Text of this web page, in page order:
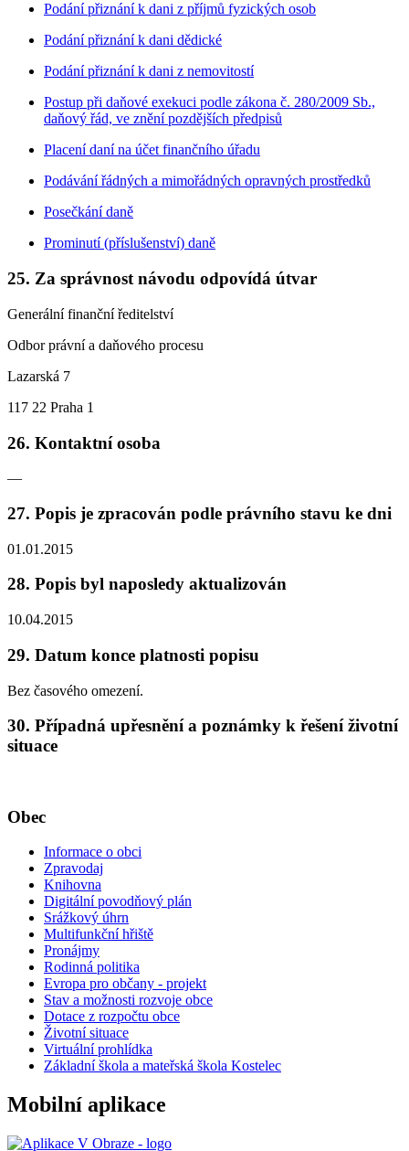
Podání přiznání k dani z příjmů fyzických osob
Podání přiznání k dani dědické
Podání přiznání k dani z nemovitostí
Postup při daňové exekuci podle zákona č. 280/2009 Sb.,
daňový řád, ve znění pozdějších předpisů
Placení daní na účet finančního úřadu
Podávání řádných a mimořádných opravných prostředků
Posečkání daně
Prominutí (příslušenství) daně
25. Za správnost návodu odpovídá útvar
Generální finanční ředitelství
Odbor právní a daňového procesu
Lazarská 7
117 22 Praha 1
26. Kontaktní osoba
—
27. Popis je zpracován podle právního stavu ke dni
01.01.2015
28. Popis byl naposledy aktualizován
10.04.2015
29. Datum konce platnosti popisu
Bez časového omezení.
30. Případná upřesnění a poznámky k řešení životní
situace
Obec
Informace o obci
Zpravodaj
Knihovna
Digitální povodňový plán
Srážkový úhrn
Multifunkční hřiště
Pronájmy
Rodinná politika
Evropa pro občany - projekt
Stav a možnosti rozvoje obce
Dotace z rozpočtu obce
Životní situace
Virtuální prohlídka
Základní škola a mateřská škola Kostelec
Mobilní aplikace